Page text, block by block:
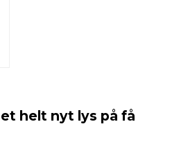
helt nyt lys på få